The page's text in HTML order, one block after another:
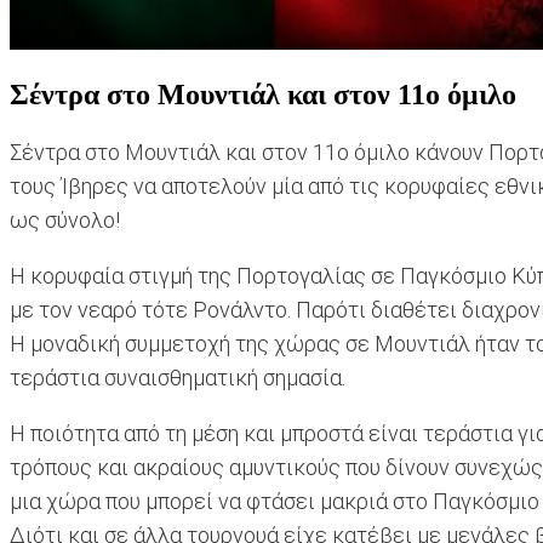
Σέντρα στο Μουντιάλ και στον 11ο όμιλο
Σέντρα στο Μουντιάλ και στον 11ο όμιλο κάνουν
τους Ίβηρες να αποτελούν μία από τις κορυφαίες
ως σύνολο!
Η κορυφαία στιγμή της Πορτογαλίας σε Παγκόσμιο
με τον νεαρό τότε Ρονάλντο. Παρότι διαθέτει
Η μοναδική συμμετοχή της χώρας σε Μουντιάλ ήταν
τεράστια συναισθηματική σημασία.
Η ποιότητα από τη μέση και μπροστά είναι τεράστια
τρόπους και ακραίους αμυντικούς που δίνουν
μια χώρα που μπορεί να φτάσει μακριά στο
Διότι και σε άλλα τουρνουά είχε κατέβει με